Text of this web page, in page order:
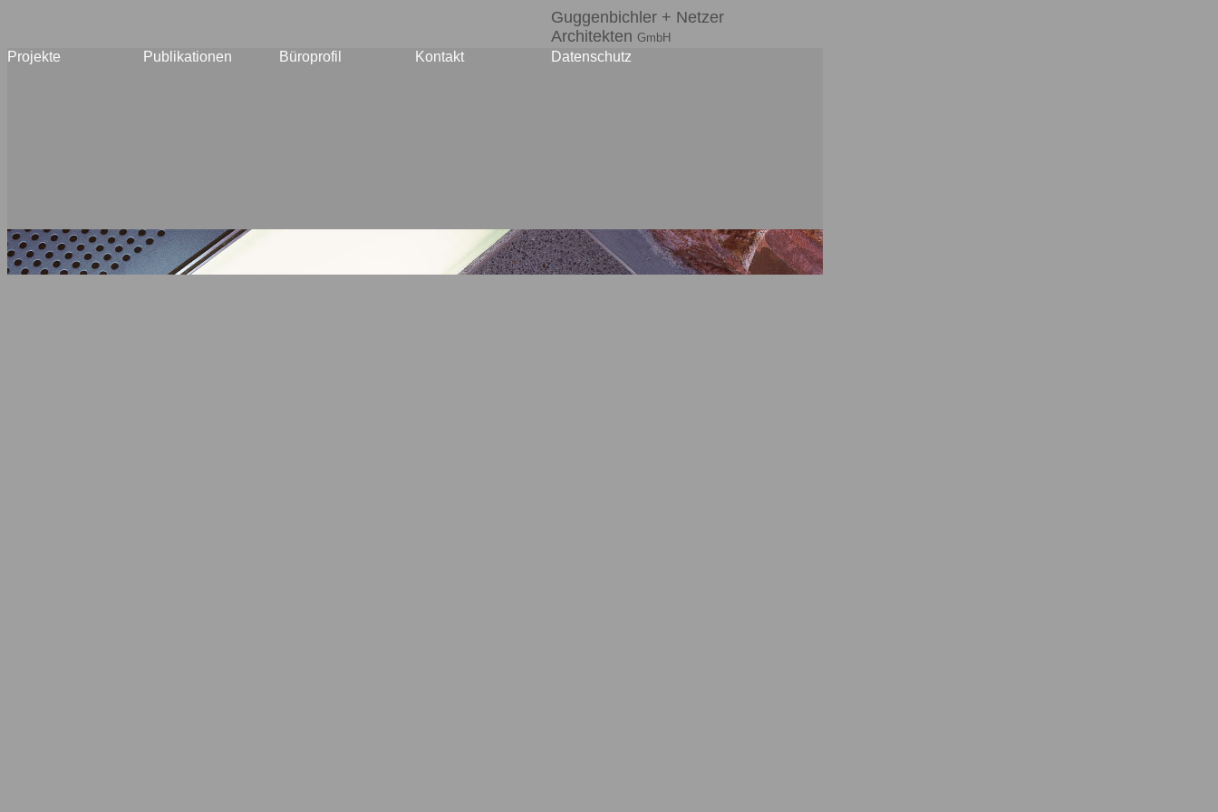
Guggenbichler + Netzer
Architekten GmbH
Projekte Publikationen Büroprofil Kontakt Datenschutz